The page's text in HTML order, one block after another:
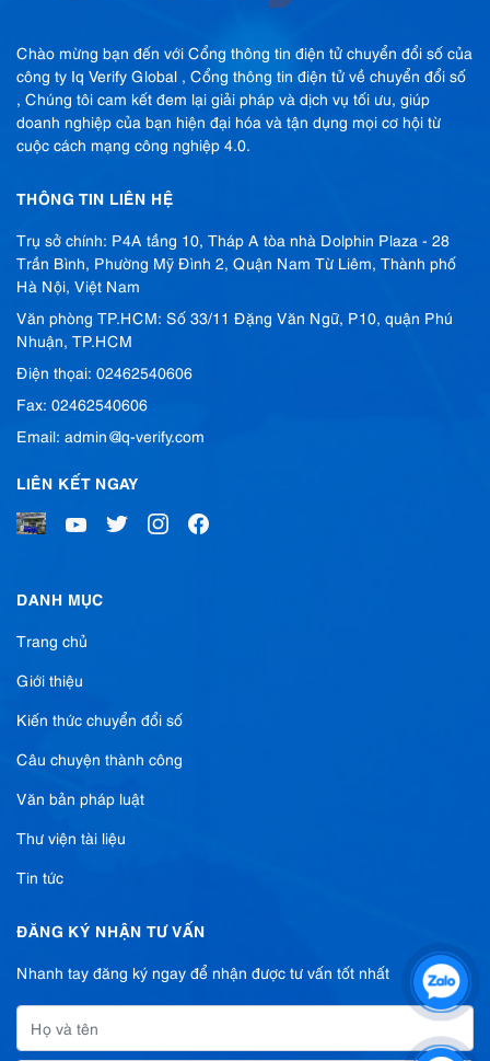
Chào mừng bạn đến với Cổng thông tin điện tử chuyển đổi số của
công ty Iq Verify Global , Cổng thông tin điện tử về chuyển đổi số
, Chúng tôi cam kết đem lại giải pháp và dịch vụ tối ưu, giúp
doanh nghiệp của bạn hiện đại hóa và tận dụng mọi cơ hội từ
cuộc cách mạng công nghiệp 4.0.
THÔNG TIN LIÊN HỆ
Trụ sở chính: P4A tầng 10, Tháp A tòa nhà Dolphin Plaza - 28
Trần Bình, Phường Mỹ Đình 2, Quận Nam Từ Liêm, Thành phố
Hà Nội, Việt Nam
Văn phòng TP.HCM: Số 33/11 Đặng Văn Ngữ, P10, quận Phú
Nhuận, TP.HCM
Điện thọai: 02462540606
Fax: 02462540606
Email: admin@iq-verify.com
LIÊN KẾT NGAY
DANH MỤC
Trang chủ
Giới thiệu
Kiến thức chuyển đổi số
Câu chuyện thành công
Văn bản pháp luật
Thư viện tài liệu
Tin tức
ĐĂNG KÝ NHẬN TƯ VẤN
Nhanh tay đăng ký ngay để nhận được tư vấn tốt nhất